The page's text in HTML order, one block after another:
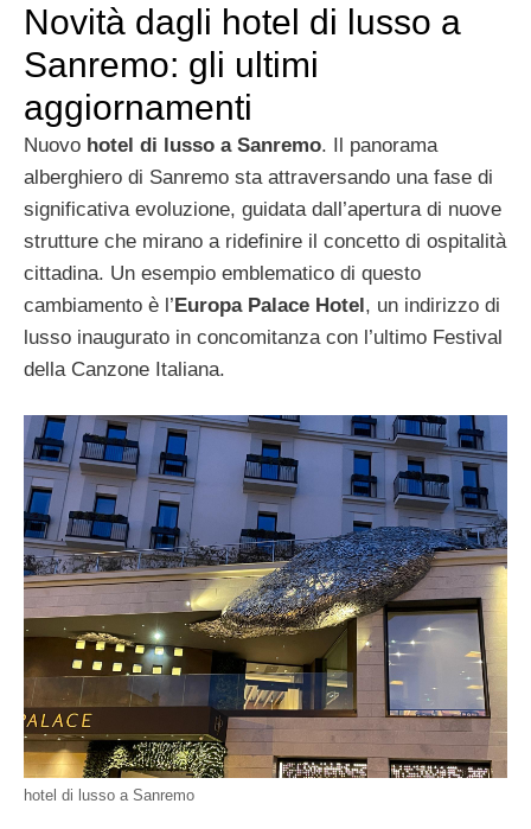
Novità dagli hotel di lusso a
Sanremo: gli ultimi
aggiornamenti
Nuovo hotel di lusso a Sanremo. Il panorama
alberghiero di Sanremo sta attraversando una fase di
significativa evoluzione, guidata dall’apertura di nuove
strutture che mirano a ridefinire il concetto di ospitalità
cittadina. Un esempio emblematico di questo
cambiamento è l’Europa Palace Hotel, un indirizzo di
lusso inaugurato in concomitanza con l’ultimo Festival
della Canzone Italiana.
hotel di lusso a Sanremo